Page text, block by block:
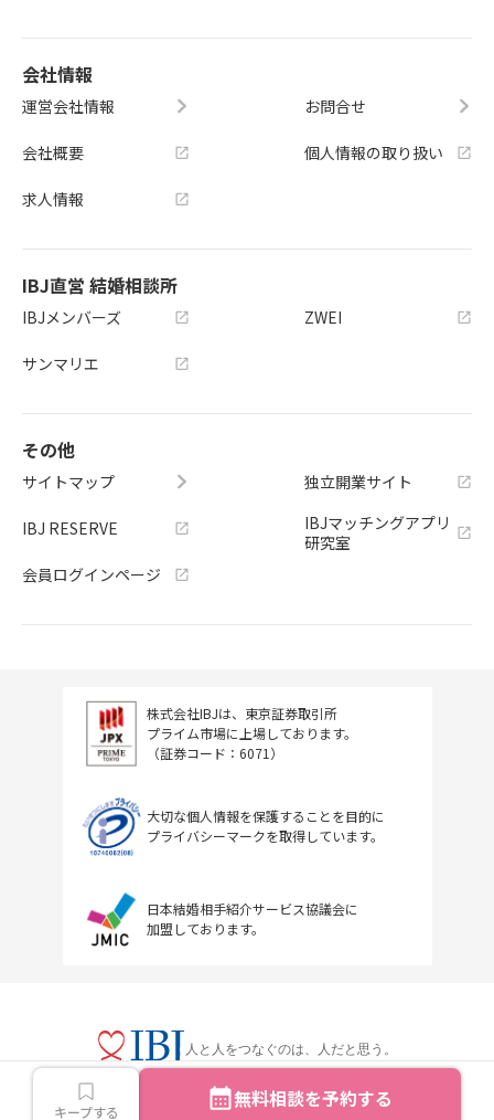
キープする 無料相談を予約する
会社情報
運営会社情報
会社概要
求人情報
お問合せ
個人情報の取り扱い
IBJ直営 結婚相談所
IBJメンバーズ
サンマリエ
ZWEI
その他
サイトマップ
IBJ RESERVE
会員ログインページ
独立開業サイト
IBJマッチングアプリ
研究室
株式会社IBJは、東京証券取引所
プライム市場に上場しております。
（証券コード：6071）
大切な個人情報を保護することを目的に
プライバシーマークを取得しています。
日本結婚相手紹介サービス協議会に
加盟しております。
人と人をつなぐのは、人だと思う。